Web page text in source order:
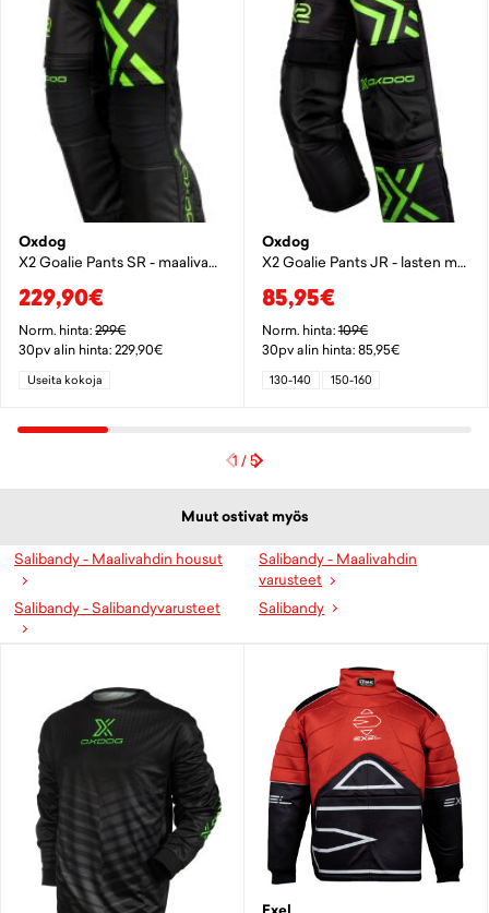
Oxdog
X2 Goalie Pants SR - maalivahdin housut
229,90€
Norm. hinta:299€
30pv alin hinta: 229,90€
Useita kokoja
Oxdog
X2 Goalie Pants JR - lasten maalivahdin housut
85,95€
Norm. hinta:109€
30pv alin hinta: 85,95€
130-140 150-160
1 /5
Muut ostivat myös
Salibandy - Maalivahdin housut
Salibandy - Maalivahdin
varusteet
Salibandy - Salibandyvarusteet
Salibandy